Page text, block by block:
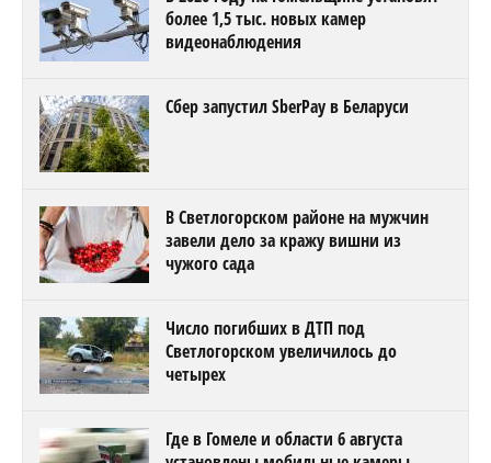
более 1,5 тыс. новых камер
видеонаблюдения
Сбер запустил SberPay в Беларуси
В Светлогорском районе на мужчин
завели дело за кражу вишни из
чужого сада
Число погибших в ДТП под
Светлогорском увеличилось до
четырех
Где в Гомеле и области 6 августа